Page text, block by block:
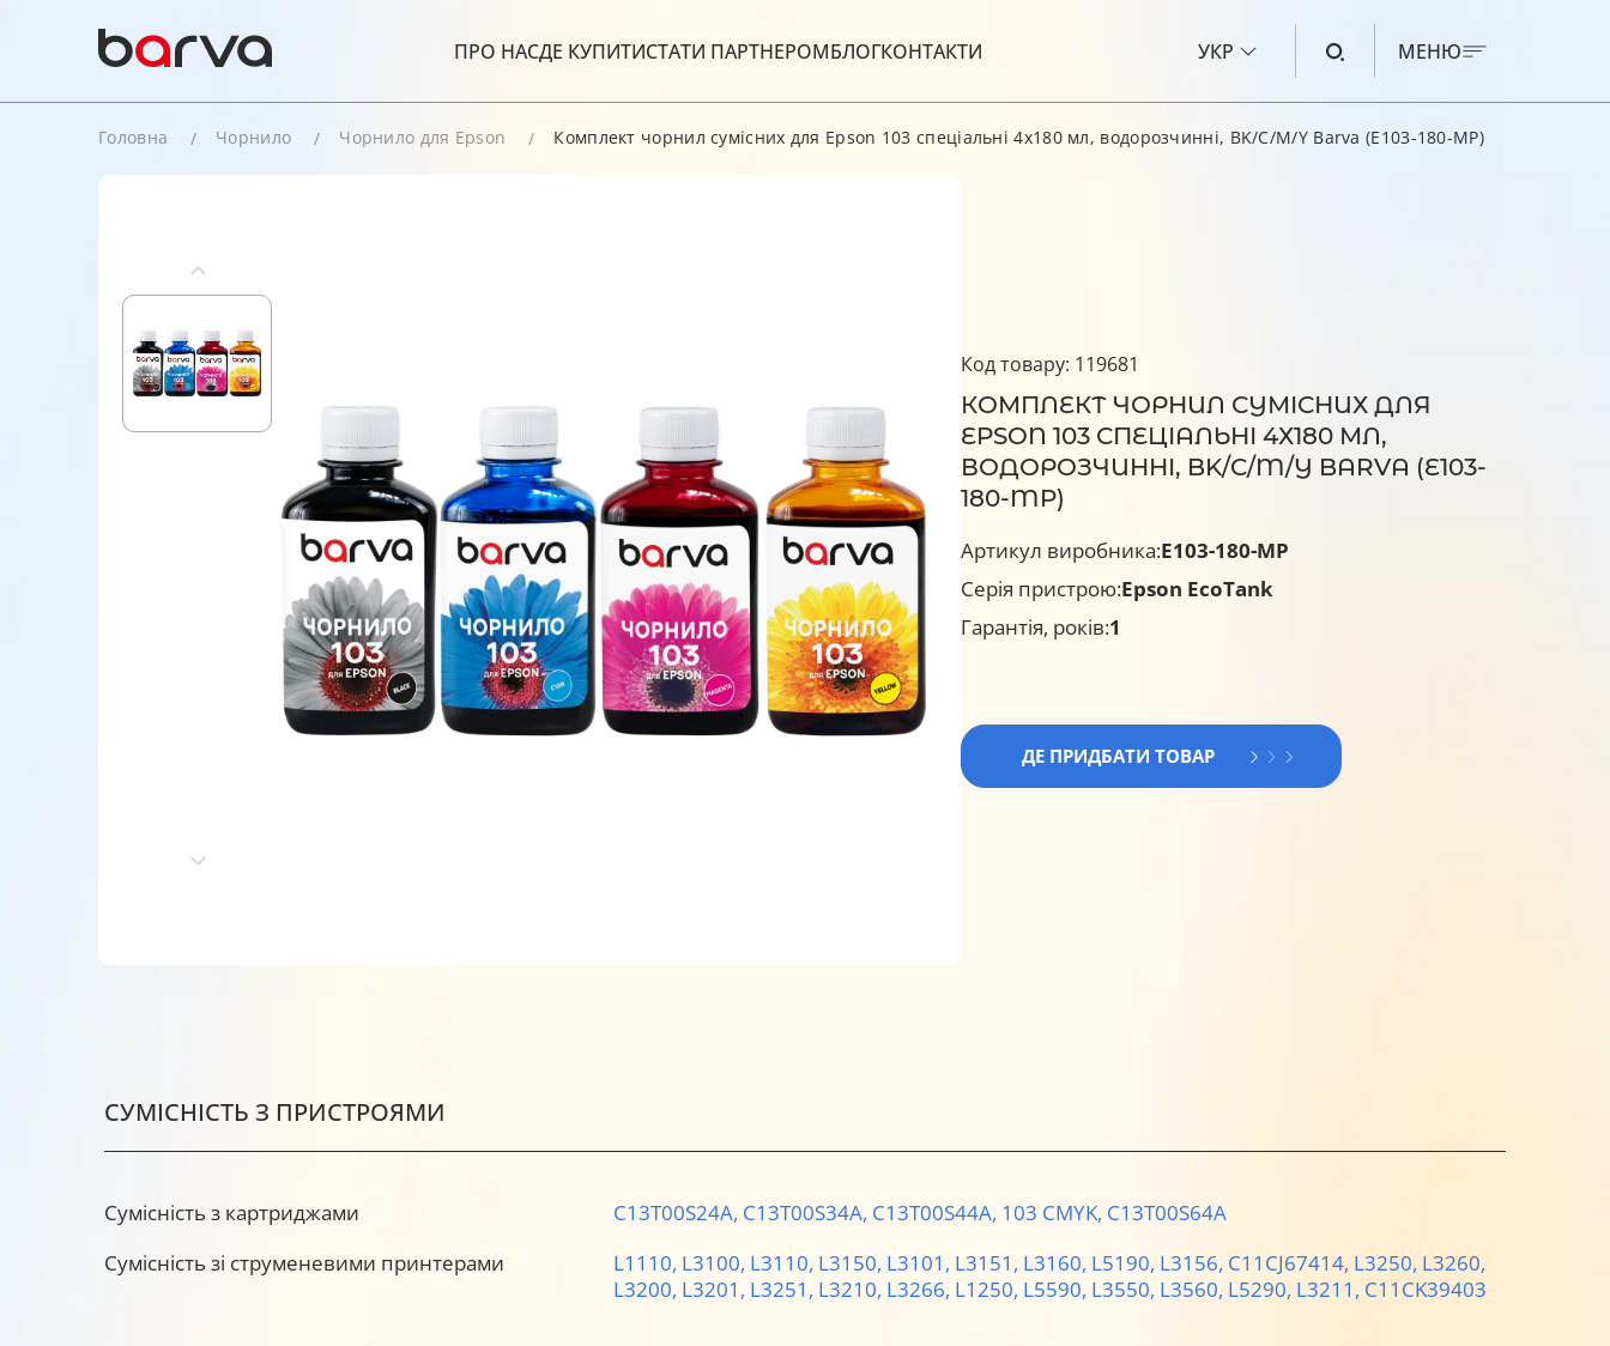
ПРО НАСДЕ КУПИТИСТАТИ ПАРТНЕРОМБЛОГКОНТАКТИ УКР МЕНЮ
Головна Чорнило Чорнило для Epson Комплект чорнил сумісних для Epson 103 спеціальні 4х180 мл, водорозчинні, BK/C/M/Y Barva (E103-180-MP)
Код товару: 119681
КОМПЛЕКТ ЧОРНИЛ СУМІСНИХ ДЛЯ
EPSON 103 СПЕЦІАЛЬНІ 4Х180 МЛ,
ВОДОРОЗЧИННІ, BK/C/M/Y BARVA (E103-
180-MP)
Артикул виробника:E103-180-MP
Серія пристрою:Epson EcoTank
Гарантія, років:1
ДЕ ПРИДБАТИ ТОВАР
СУМІСНІСТЬ З ПРИСТРОЯМИ
Сумісність з картриджами C13T00S24A, C13T00S34A, C13T00S44A, 103 CMYK, C13T00S64A
Сумісність зі струменевими принтерами
L1110, L3100, L3110, L3150, L3101, L3151, L3160, L5190, L3156, C11CJ67414, L3250, L3260,
L3200, L3201, L3251, L3210, L3266, L1250, L5590, L3550, L3560, L5290, L3211, C11CK39403